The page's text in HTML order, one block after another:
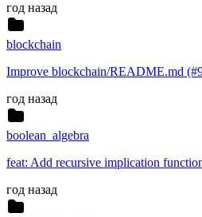
год назад
blockchain
Improve blockchain/README.md
год назад
boolean_algebra
feat: Add recursive implication
год назад